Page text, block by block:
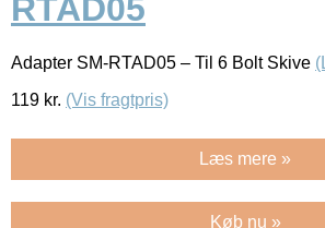
RTAD05
Adapter SM-RTAD05 – Til 6 Bolt Skive
119 kr. (Vis fragtpris)
Læs mere »
Køb nu »